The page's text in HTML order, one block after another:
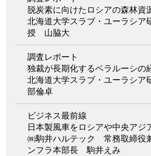
脱炭素に向けたロシアの森林資
北海道大学スラブ・ユーラシ
授 山脇大
調査レポート
独裁が長期化するベラルーシの
北海道大学スラブ・ユーラシ
部倫卓
ビジネス最前線
日本製風車をロシアや中央アジ
㈱駒井ハルテック 常務取締役
ンフラ本部長 駒井えみ